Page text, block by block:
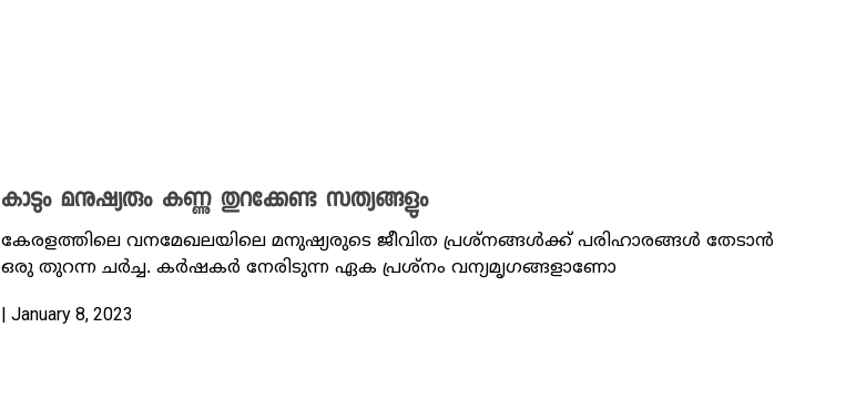
കാടും മനുഷ്യരും കണ്ണു തുറക്കേണ്ട സത്യങ്ങളും
കേരളത്തിലെ വനമേഖലയിലെ മനുഷ്യരുടെ ജീവിത പ്രശ്നങ്ങൾക്ക് പരിഹാരങ്ങൾ തേടാൻ
ഒരു തുറന്ന ചർച്ച. കർഷകർ നേരിടുന്ന ഏക പ്രശ്നം വന്യമൃഗങ്ങളാണോ
| January 8, 2023